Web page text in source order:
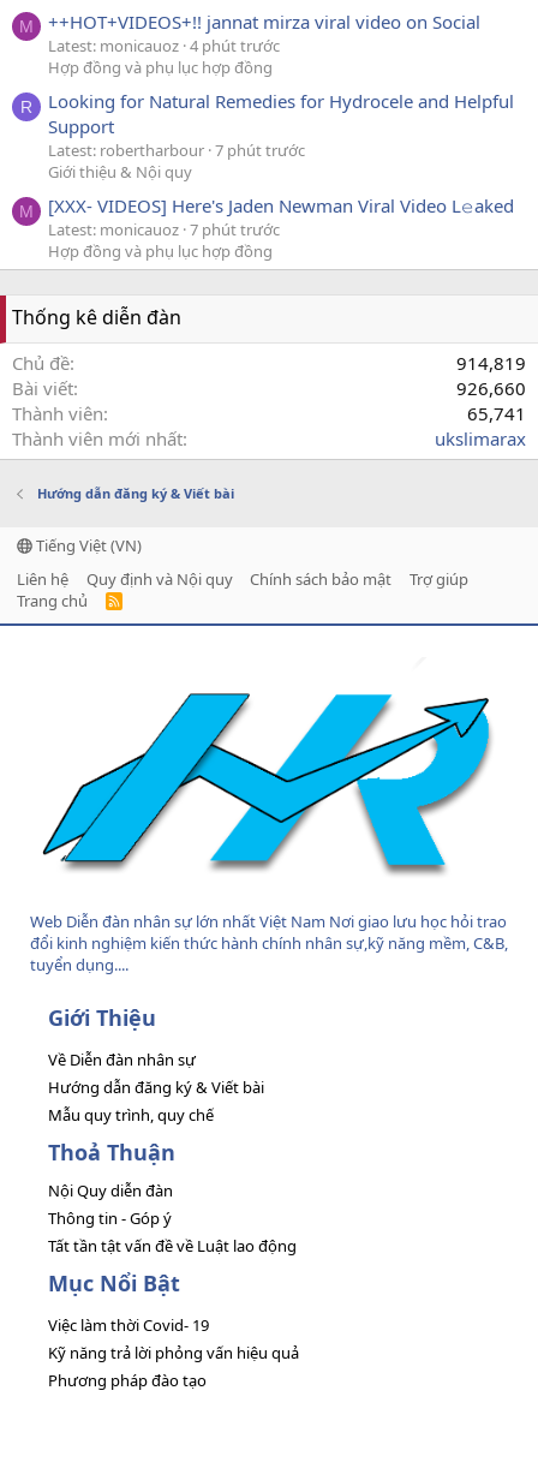
M ++HOT+VIDEOS+!! jannat mirza viral video on Social
Latest: monicauoz 4 phút trước
Hợp đồng và phụ lục hợp đồng
R
Looking for Natural Remedies for Hydrocele and Helpful
Support
Latest: robertharbour 7 phút trước
Giới thiệu & Nội quy
M [XXX- VIDEOS] Here's Jaden Newman Viral Video L𝚎aked
Latest: monicauoz 7 phút trước
Hợp đồng và phụ lục hợp đồng
Thống kê diễn đàn
Chủ đề
914,819
Bài viết
926,660
Thành viên
65,741
Thành viên mới nhất
ukslimarax
Hướng dẫn đăng ký & Viết bài
Tiếng Việt (VN)
Liên hệ
Quy định và Nội quy Chính sách bảo mật
Trợ giúp
Trang chủ
R
Web Diễn đàn nhân sự lớn nhất Việt Nam Nơi giao lưu học hỏi trao
đổi kinh nghiệm kiến thức hành chính nhân sự,kỹ năng mềm, C&B,
tuyển dụng....
Giới Thiệu
Về Diễn đàn nhân sự
Hướng dẫn đăng ký & Viết bài
Mẫu quy trình, quy chế
Thoả Thuận
Nội Quy diễn đàn
Thông tin - Góp ý
Tất tần tật vấn đề về Luật lao động
Mục Nổi Bật
Việc làm thời Covid- 19
Kỹ năng trả lời phỏng vấn hiệu quả
Phương pháp đào tạo